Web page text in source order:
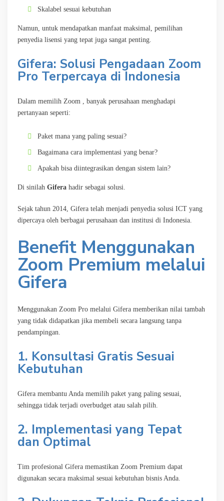
Skalabel sesuai kebutuhan
Namun, untuk mendapatkan manfaat maksimal, pemilihan
penyedia lisensi yang tepat juga sangat penting.
Gifera: Solusi Pengadaan Zoom
Pro Terpercaya di Indonesia
Dalam memilih Zoom , banyak perusahaan menghadapi
pertanyaan seperti:
Paket mana yang paling sesuai?
Bagaimana cara implementasi yang benar?
Apakah bisa diintegrasikan dengan sistem lain?
Di sinilah Gifera hadir sebagai solusi.
Sejak tahun 2014, Gifera telah menjadi penyedia solusi ICT yang
dipercaya oleh berbagai perusahaan dan institusi di Indonesia.
Benefit Menggunakan
Zoom Premium melalui
Gifera
Menggunakan Zoom Pro melalui Gifera memberikan nilai tambah
yang tidak didapatkan jika membeli secara langsung tanpa
pendampingan.
1. Konsultasi Gratis Sesuai
Kebutuhan
Gifera membantu Anda memilih paket yang paling sesuai,
sehingga tidak terjadi overbudget atau salah pilih.
2. Implementasi yang Tepat
dan Optimal
Tim profesional Gifera memastikan Zoom Premium dapat
digunakan secara maksimal sesuai kebutuhan bisnis Anda.